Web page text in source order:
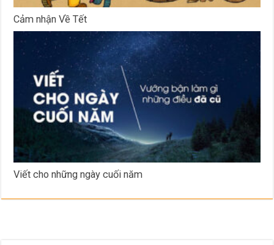
Cảm nhận Về Tết
Viết cho những ngày cuối năm